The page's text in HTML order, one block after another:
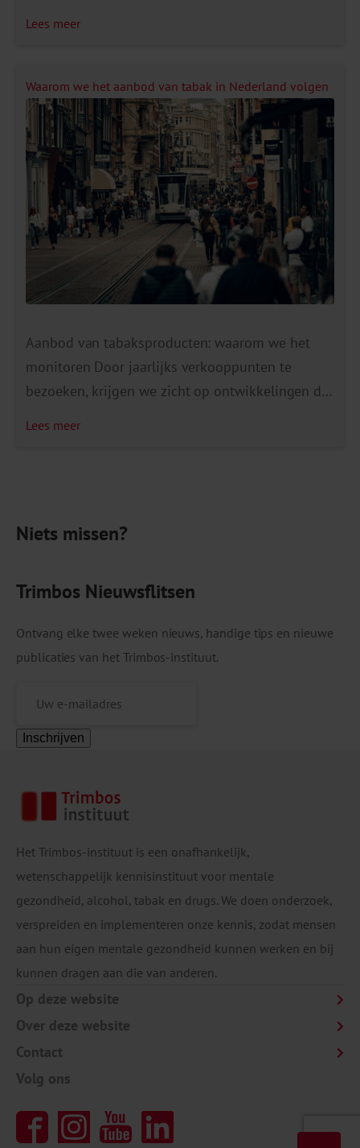
Niets missen?
Trimbos Nieuwsflitsen
Ontvang elke twee weken nieuws, handige tips en nieuwe
publicaties van het Trimbos-instituut.
Inschrijven
Waarom we het aanbod van tabak in Nederland volgen
Aanbod van tabaksproducten: waarom we het
monitoren Door jaarlijks verkooppunten te
bezoeken, krijgen we zicht op ontwikkelingen die
koop. Eerder is online […]
Lees meer
elektronische sigaretten (vapes) onder
volwassenen in Nederland. Aantal rokers blijft
dalen Het aantal volwassenen dat rookt laat al
jaren een […]
Lees meer
Het Trimbos-instituut is een onafhankelijk,
wetenschappelijk kennisinstituut voor mentale
gezondheid, alcohol, tabak en drugs. We doen onderzoek,
verspreiden en implementeren onze kennis, zodat mensen
aan hun eigen mentale gezondheid kunnen werken en bij
kunnen dragen aan die van anderen.
Op deze website
Over deze website
Contact
Volg ons